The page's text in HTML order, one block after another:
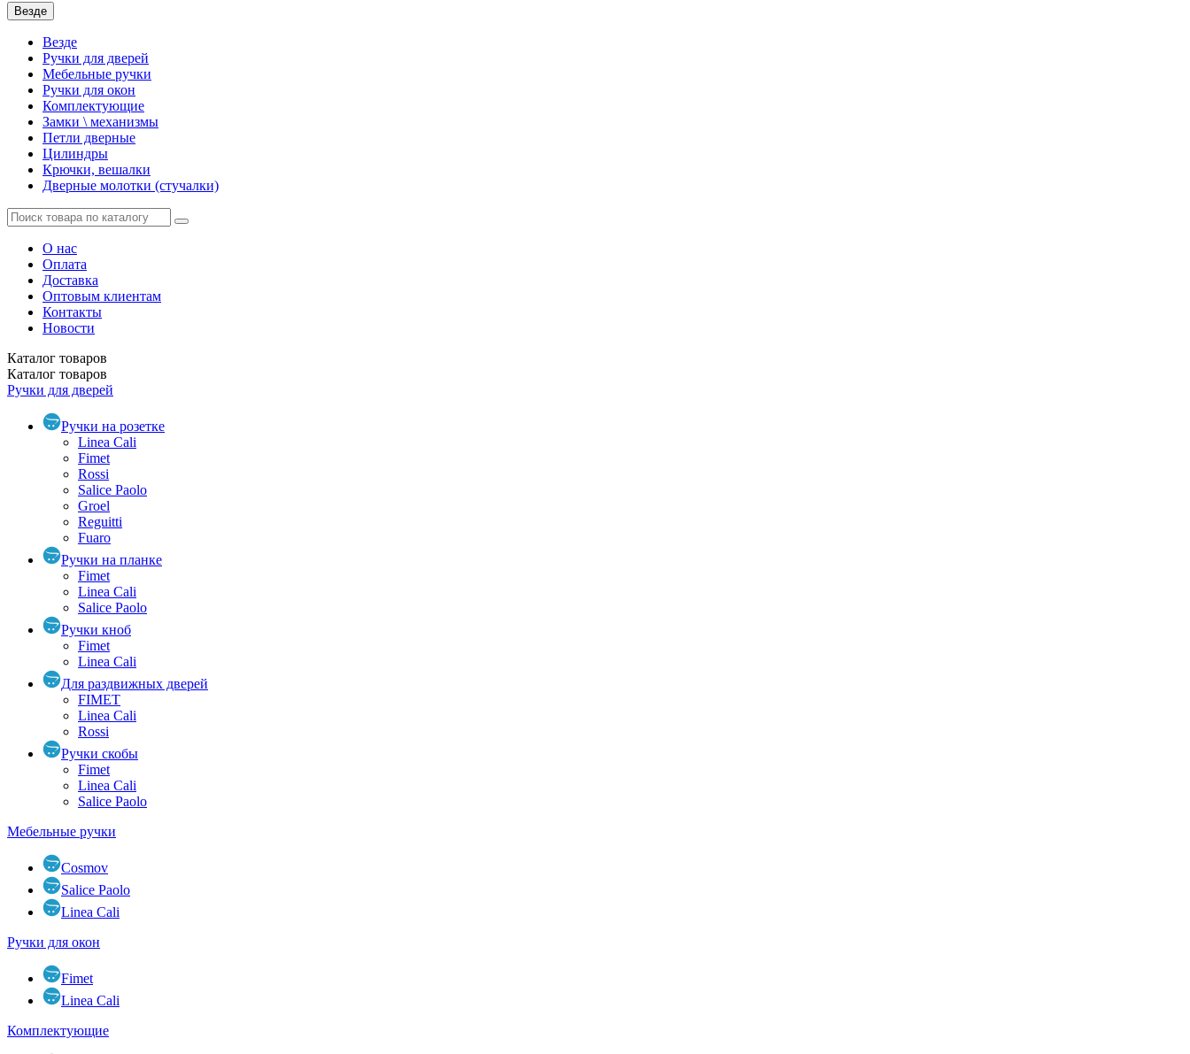
Везде
Везде
Ручки для дверей
Мебельные ручки
Ручки для окон
Комплектующие
Замки \ механизмы
Петли дверные
Цилиндры
Крючки, вешалки
Дверные молотки (стучалки)
О нас
Оплата
Доставка
Оптовым клиентам
Контакты
Новости
Каталог товаров
Каталог товаров
Ручки для дверей
Ручки на розетке
Linea Cali
Fimet
Rossi
Salice Paolo
Groel
Reguitti
Fuaro
Ручки на планке
Fimet
Linea Cali
Salice Paolo
Ручки кноб
Fimet
Linea Cali
Для раздвижных дверей
FIMET
Linea Cali
Rossi
Ручки скобы
Fimet
Linea Cali
Salice Paolo
Мебельные ручки
Cosmov
Salice Paolo
Linea Cali
Ручки для окон
Fimet
Linea Cali
Комплектующие